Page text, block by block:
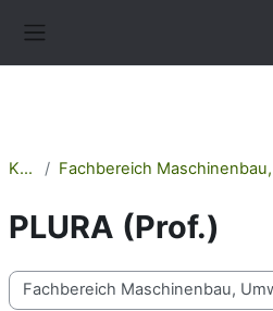
Kurse
PLURA (Prof.)
Kursbereiche